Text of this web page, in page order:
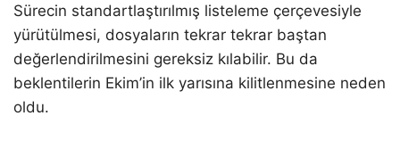
Sürecin standartlaştırılmış listeleme çerçevesiyle
yürütülmesi, dosyaların tekrar tekrar baştan
değerlendirilmesini gereksiz kılabilir. Bu da
beklentilerin Ekim’in ilk yarısına kilitlenmesine neden
oldu.